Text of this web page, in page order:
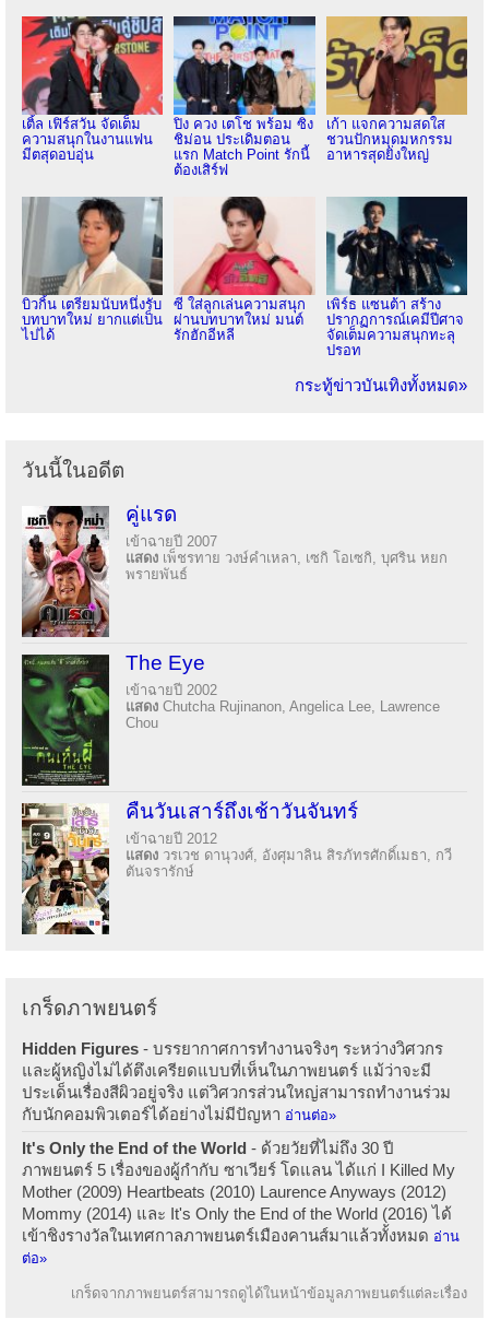
เติ้ล เฟิร์สวัน จัดเต็ม
ความสนุกในงานแฟน
มีตสุดอบอุ่น
ปิง ควง เตโช พร้อม ซิง
ชิม่อน ประเดิมตอน
แรก Match Point รักนี้
ต้องเสิร์ฟ
เก้า แจกความสดใส
ชวนปักหมุดมหกรรม
อาหารสุดยิ่งใหญ่
บิวกิ้น เตรียมนับหนึ่งรับ
บทบาทใหม่ ยากแต่เป็น
ไปได้
ซี ใส่ลูกเล่นความสนุก
ผ่านบทบาทใหม่ มนต์
รักฮักอีหลี
เพิร์ธ แซนต้า สร้าง
ปรากฏการณ์เคมีปีศาจ
จัดเต็มความสนุกทะลุ
ปรอท
กระทู้ข่าวบันเทิงทั้งหมด»
วันนี้ในอดีต
คู่แรด
เข้าฉายปี 2007
แสดง เพ็ชรทาย วงษ์คำเหลา, เซกิ โอเซกิ, บุศริน หยก
พรายพันธ์
The Eye
เข้าฉายปี 2002
แสดง Chutcha Rujinanon, Angelica Lee, Lawrence
Chou
คืนวันเสาร์ถึงเช้าวันจันทร์
เข้าฉายปี 2012
แสดง วรเวช ดานุวงศ์, อังศุมาลิน สิรภัทรศักดิ์เมธา, กวี
ตันจรารักษ์
เกร็ดภาพยนตร์
Hidden Figures - บรรยากาศการทำงานจริงๆ ระหว่างวิศวกร
และผู้หญิงไม่ได้ตึงเครียดแบบที่เห็นในภาพยนตร์ แม้ว่าจะมี
ประเด็นเรื่องสีผิวอยู่จริง แต่วิศวกรส่วนใหญ่สามารถทำงานร่วม
กับนักคอมพิวเตอร์ได้อย่างไม่มีปัญหา อ่านต่อ»
It's Only the End of the World - ด้วยวัยที่ไม่ถึง 30 ปี
ภาพยนตร์ 5 เรื่องของผู้กำกับ ซาเวียร์ โดแลน ได้แก่ I Killed My
Mother (2009) Heartbeats (2010) Laurence Anyways (2012)
Mommy (2014) และ It's Only the End of the World (2016) ได้
เข้าชิงรางวัลในเทศกาลภาพยนตร์เมืองคานส์มาแล้วทั้งหมด อ่าน
ต่อ»
เกร็ดจากภาพยนตร์สามารถดูได้ในหน้าข้อมูลภาพยนตร์แต่ละเรื่อง